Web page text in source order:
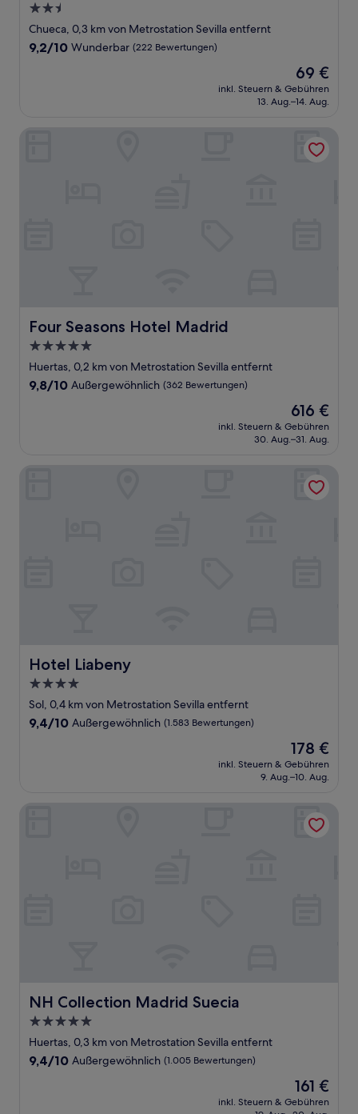
2.5-
Sterne-
Unterkunft
Chueca, 0,3 km von Metrostation Sevilla entfernt
9.2
9,2/10 Wunderbar (222 Bewertungen)
Der
Preis
beträgt
69 €
inkl. Steuern & Gebühren
13. Aug.–14. Aug.
Four Seasons Hotel Madrid
Four Seasons Hotel Madrid
5.0-
Sterne-
Unterkunft
Huertas, 0,2 km von Metrostation Sevilla entfernt
9.8
9,8/10 Außergewöhnlich (362 Bewertungen)
Der
Preis
beträgt
616 €
inkl. Steuern & Gebühren
30. Aug.–31. Aug.
Hotel Liabeny
Hotel Liabeny
4.0-
Sterne-
Unterkunft
Sol, 0,4 km von Metrostation Sevilla entfernt
9.4
9,4/10 Außergewöhnlich (1.583 Bewertungen)
Der
Preis
beträgt
178 €
inkl. Steuern & Gebühren
9. Aug.–10. Aug.
NH Collection Madrid Suecia
NH Collection Madrid Suecia
5.0-
Sterne-
Unterkunft
Huertas, 0,3 km von Metrostation Sevilla entfernt
9.4
9,4/10 Außergewöhnlich (1.005 Bewertungen)
Der
Preis
161 €
inkl. Steuern & Gebühren